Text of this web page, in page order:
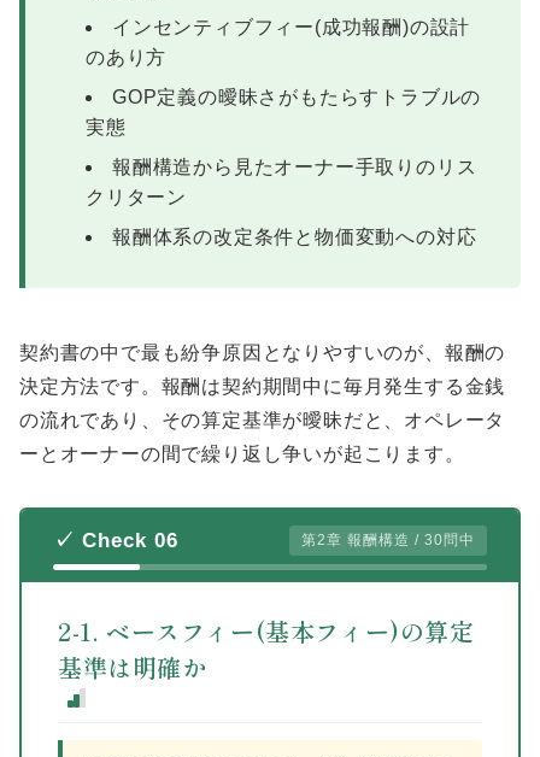
インセンティブフィー(成功報酬)の設計
のあり方
GOP定義の曖昧さがもたらすトラブルの
実態
報酬構造から見たオーナー手取りのリス
クリターン
報酬体系の改定条件と物価変動への対応
契約書の中で最も紛争原因となりやすいのが、報酬の
決定方法です。報酬は契約期間中に毎月発生する金銭
の流れであり、その算定基準が曖昧だと、オペレータ
ーとオーナーの間で繰り返し争いが起こります。
✓ Check 06 第2章 報酬構造 / 30問中
2-1. ベースフィー(基本フィー)の算定
基準は明確か